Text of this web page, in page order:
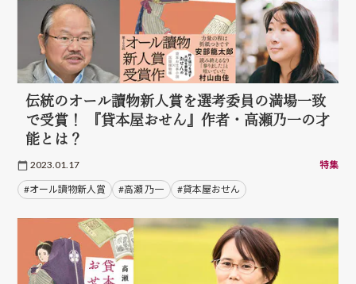
伝統のオール讀物新人賞を選考委員の満場一致
で受賞！ 『貸本屋おせん』作者・高瀬乃一の才
能とは？
2023.01.17 特集
#オール讀物新人賞 #高瀬 乃一 #貸本屋おせん